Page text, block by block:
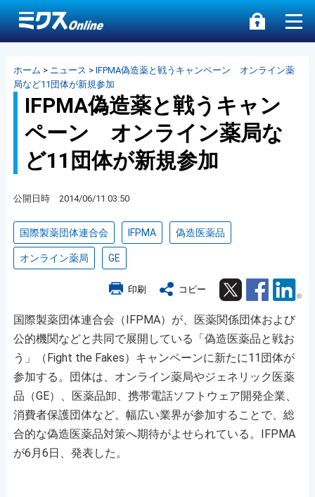
ホーム > ニュース > IFPMA偽造薬と戦うキャンペーン オンライン薬
局など11団体が新規参加
IFPMA偽造薬と戦うキャン
ペーン オンライン薬局な
ど11団体が新規参加
公開日時 2014/06/11 03:50
国際製薬団体連合会 IFPMA 偽造医薬品
オンライン薬局 GE
印刷 コピー Twitter Facebook
国際製薬団体連合会（IFPMA）が、医薬関係団体および
公的機関などと共同で展開している「偽造医薬品と戦お
う」（Fight the Fakes）キャンペーンに新たに11団体が
参加する。団体は、オンライン薬局やジェネリック医薬
品（GE）、医薬品卸、携帯電話ソフトウェア開発企業、
消費者保護団体など。幅広い業界が参加することで、総
合的な偽造医薬品対策へ期待がよせられている。IFPMA
が6月6日、発表した。